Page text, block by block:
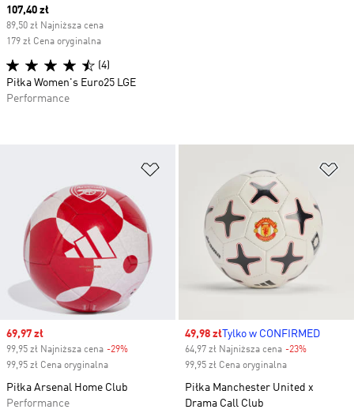
Sale price
69,97 zł
99,95 zł Najniższa cena -29%
99,95 zł Cena oryginalna
Piłka Arsenal Home Club
Performance
Sale price
49,98 zł Tylko w CONFIRMED
64,97 zł Najniższa cena -23%
99,95 zł Cena oryginalna
Piłka Manchester United x
Drama Call Club
Current price
107,40 zł
89,50 zł Najniższa cena
179 zł Cena oryginalna
(4)
Piłka Women's Euro25 LGE
Performance